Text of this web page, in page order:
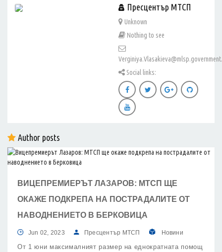
Пресцентър МТСП
Unknown
Nothing to see
Social links:
Author posts
ВИЦЕПРЕМИЕРЪТ ЛАЗАРОВ: МТСП ЩЕ
ОКАЖЕ ПОДКРЕПА НА ПОСТРАДАЛИТЕ ОТ
НАВОДНЕНИЕТО В БЕРКОВИЦА
Jun 02, 2023 Пресцентър МТСП Новини
От 1 юни максималният размер на еднократната помощ